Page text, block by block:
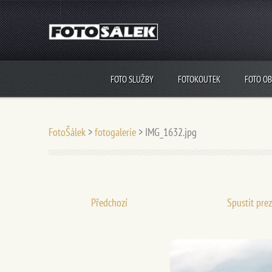
FOTO SLUŽBY FOTOKOUTEK FOTO
FotoŠálek >fotogalerie > IMG_1632.jpg
Předchozí Spustit